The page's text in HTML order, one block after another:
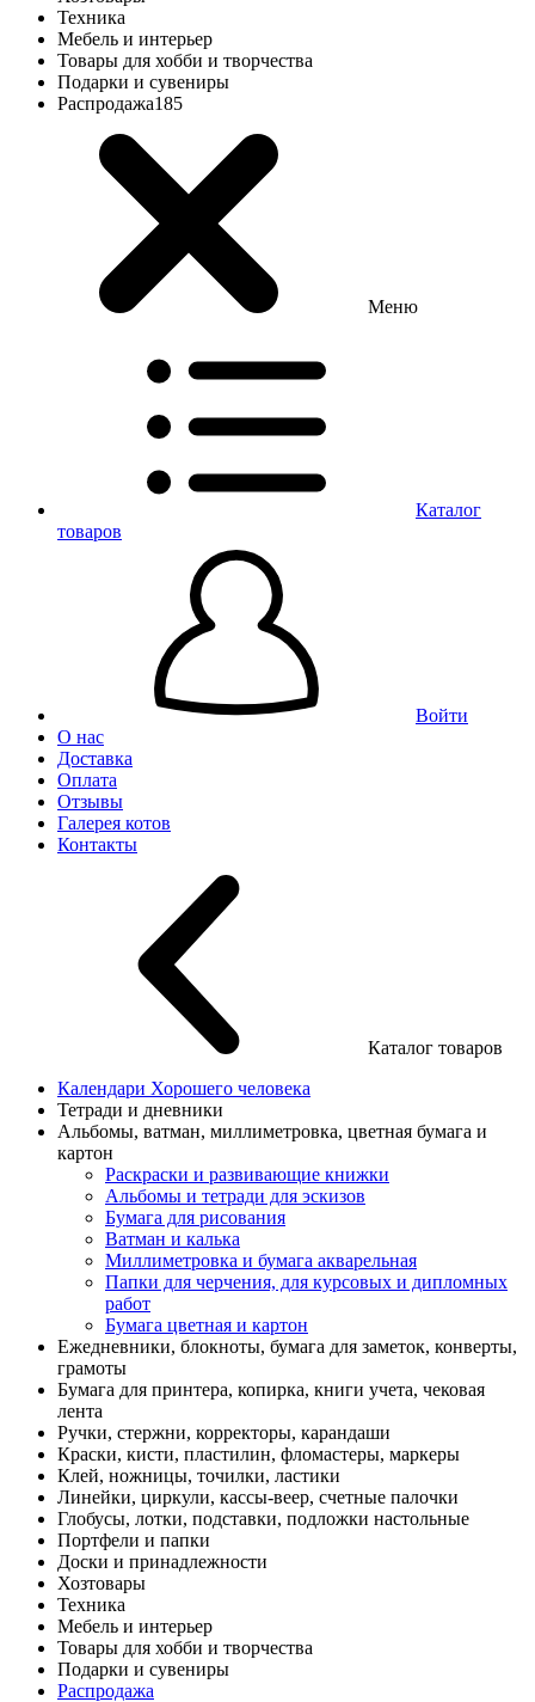
Техника
Мебель и интерьер
Товары для хобби и творчества
Подарки и сувениры
Распродажа185
Меню
Каталог
товаров
Войти
О нас
Доставка
Оплата
Отзывы
Галерея котов
Контакты
Каталог товаров
Календари Хорошего человека
Тетради и дневники
Альбомы, ватман, миллиметровка, цветная бумага и
картон
Раскраски и развивающие книжки
Альбомы и тетради для эскизов
Бумага для рисования
Ватман и калька
Миллиметровка и бумага акварельная
Папки для черчения, для курсовых и дипломных
работ
Бумага цветная и картон
Ежедневники, блокноты, бумага для заметок, конверты,
грамоты
Бумага для принтера, копирка, книги учета, чековая
лента
Ручки, стержни, корректоры, карандаши
Краски, кисти, пластилин, фломастеры, маркеры
Клей, ножницы, точилки, ластики
Линейки, циркули, кассы-веер, счетные палочки
Глобусы, лотки, подставки, подложки настольные
Портфели и папки
Доски и принадлежности
Хозтовары
Техника
Мебель и интерьер
Товары для хобби и творчества
Подарки и сувениры
Распродажа